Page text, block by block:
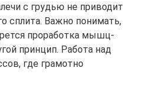
с грудью не приводит
сплита. Важно понимать,
проработка мышц-
принцип. Работа над
где грамотно